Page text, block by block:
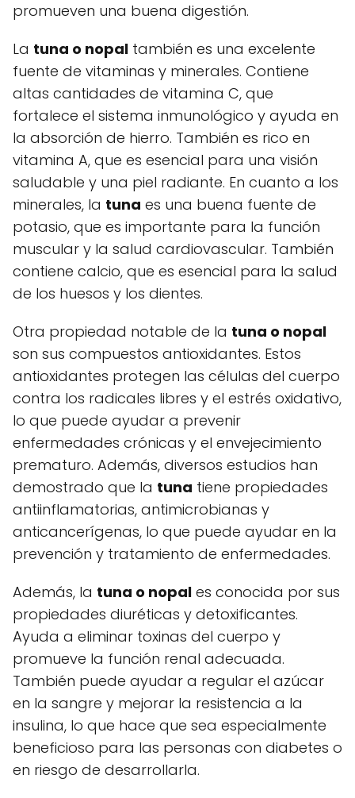
promueven una buena digestión.
La tuna o nopal también es una excelente
fuente de vitaminas y minerales. Contiene
altas cantidades de vitamina C, que
fortalece el sistema inmunológico y ayuda en
la absorción de hierro. También es rico en
vitamina A, que es esencial para una visión
saludable y una piel radiante. En cuanto a los
minerales, la tuna es una buena fuente de
potasio, que es importante para la función
muscular y la salud cardiovascular. También
contiene calcio, que es esencial para la salud
de los huesos y los dientes.
Otra propiedad notable de la tuna o nopal
son sus compuestos antioxidantes. Estos
antioxidantes protegen las células del cuerpo
contra los radicales libres y el estrés oxidativo,
lo que puede ayudar a prevenir
enfermedades crónicas y el envejecimiento
prematuro. Además, diversos estudios han
demostrado que la tuna tiene propiedades
antiinflamatorias, antimicrobianas y
anticancerígenas, lo que puede ayudar en la
prevención y tratamiento de enfermedades.
Además, la tuna o nopal es conocida por sus
propiedades diuréticas y detoxificantes.
Ayuda a eliminar toxinas del cuerpo y
promueve la función renal adecuada.
También puede ayudar a regular el azúcar
en la sangre y mejorar la resistencia a la
insulina, lo que hace que sea especialmente
beneficioso para las personas con diabetes o
en riesgo de desarrollarla.